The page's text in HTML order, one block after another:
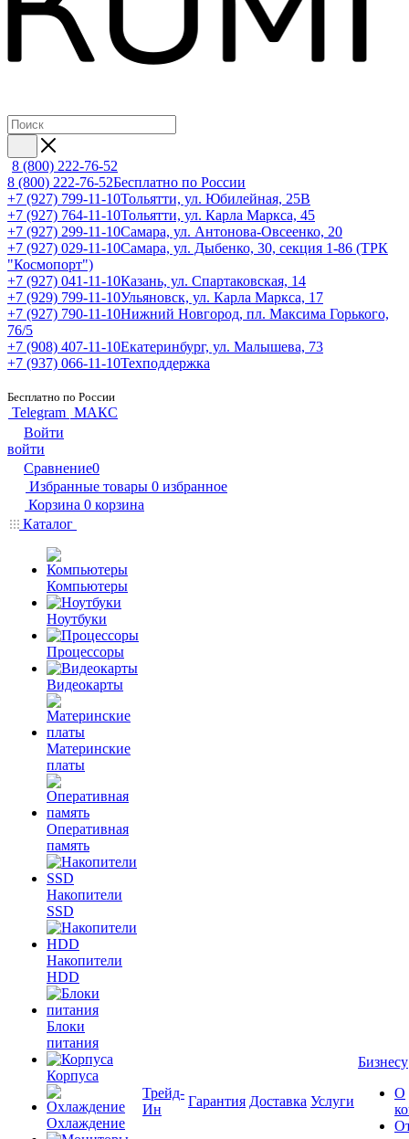
8 (800) 222-76-52
8 (800) 222-76-52Бесплатно по России
+7 (927) 799-11-10Тольятти, ул. Юбилейная, 25В
+7 (927) 764-11-10Тольятти, ул. Карла Маркса, 45
+7 (927) 299-11-10Самара, ул. Антонова-Овсеенко, 20
+7 (927) 029-11-10Самара, ул. Дыбенко, 30, секция 1-86 (ТРК
"Космопорт")
+7 (927) 041-11-10Казань, ул. Спартаковская, 14
+7 (929) 799-11-10Ульяновск, ул. Карла Маркса, 17
+7 (927) 790-11-10Нижний Новгород, пл. Максима Горького,
76/5
+7 (908) 407-11-10Екатеринбург, ул. Малышева, 73
+7 (937) 066-11-10Техподдержка
Бесплатно по России
Telegram МАКС
Войти
войти
Сравнение0
Избранные товары 0 избранное
Корзина 0 корзина
Каталог
Компьютеры
Ноутбуки
Процессоры
Видеокарты
Материнские
платы
Оперативная
память
Накопители
SSD
Накопители
HDD
Блоки
питания
Корпуса
Охлаждение
Трейд-
Ин
Гарантия Доставка Услуги
Бизнесу
О